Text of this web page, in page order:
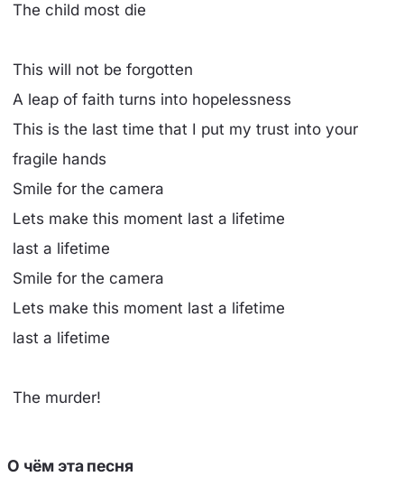
The child most die
This will not be forgotten
A leap of faith turns into hopelessness
This is the last time that I put my trust into your
fragile hands
Smile for the camera
Lets make this moment last a lifetime
last a lifetime
Smile for the camera
Lets make this moment last a lifetime
last a lifetime
The murder!
О чём эта песня